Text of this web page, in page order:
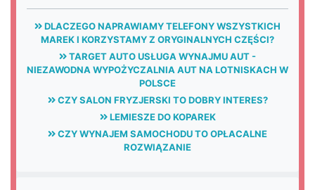
DLACZEGO NAPRAWIAMY TELEFONY WSZYSTKICH
MAREK I KORZYSTAMY Z ORYGINALNYCH CZĘŚCI?
TARGET AUTO USŁUGA WYNAJMU AUT -
NIEZAWODNA WYPOŻYCZALNIA AUT NA LOTNISKACH W
POLSCE
CZY SALON FRYZJERSKI TO DOBRY INTERES?
LEMIESZE DO KOPAREK
CZY WYNAJEM SAMOCHODU TO OPŁACALNE
ROZWIĄZANIE